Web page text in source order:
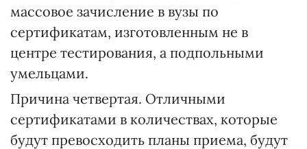
массовое зачисление в вузы по
сертификатам, изготовленным не в
центре тестирования, а подпольными
умельцами.
Причина четвертая. Отличными
сертификатами в количествах, которые
будут превосходить планы приема, будут